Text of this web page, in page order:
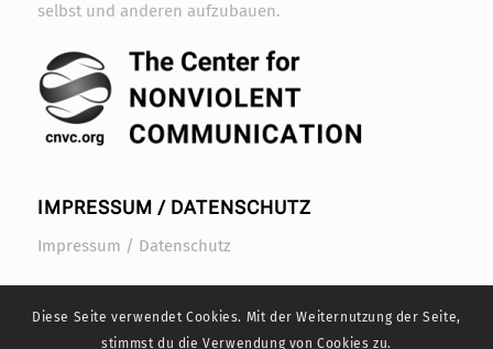
selbst und anderen aufzubauen.
IMPRESSUM / DATENSCHUTZ
Impressum / Datenschutz
Diese Seite verwendet Cookies. Mit der Weiternutzung der Seite,
stimmst du die Verwendung von Cookies zu.